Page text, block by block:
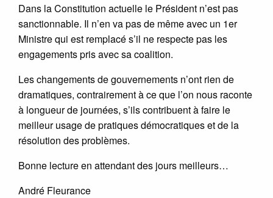
Dans la Constitution actuelle le Président n’est pas
sanctionnable. Il n’en va pas de même avec un 1er
Ministre qui est remplacé s’il ne respecte pas les
engagements pris avec sa coalition.
Les changements de gouvernements n’ont rien de
dramatiques, contrairement à ce que l’on nous raconte
à longueur de journées, s’ils contribuent à faire le
meilleur usage de pratiques démocratiques et de la
résolution des problèmes.
Bonne lecture en attendant des jours meilleurs…
André Fleurance